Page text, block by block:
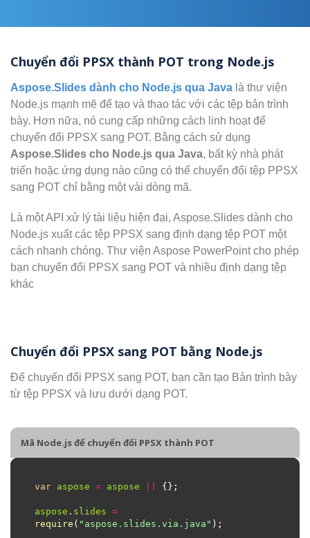
Chuyển đổi PPSX thành POT trong Node.js
Aspose.Slides dành cho Node.js qua Java là thư viện
Node.js mạnh mẽ để tạo và thao tác với các tệp bản trình
bày. Hơn nữa, nó cung cấp những cách linh hoạt để
chuyển đổi PPSX sang POT. Bằng cách sử dụng
Aspose.Slides cho Node.js qua Java, bất kỳ nhà phát
triển hoặc ứng dụng nào cũng có thể chuyển đổi tệp PPSX
sang POT chỉ bằng một vài dòng mã.
Là một API xử lý tài liệu hiện đại, Aspose.Slides dành cho
Node.js xuất các tệp PPSX sang định dạng tệp POT một
cách nhanh chóng. Thư viện Aspose PowerPoint cho phép
bạn chuyển đổi PPSX sang POT và nhiều định dạng tệp
khác
Chuyển đổi PPSX sang POT bằng Node.js
Để chuyển đổi PPSX sang POT, bạn cần tạo Bản trình bày
từ tệp PPSX và lưu dưới dạng POT.
Mã Node.js để chuyển đổi PPSX thành POT
var aspose = aspose
aspose . slides =
require ( "aspose.slides.via.java"